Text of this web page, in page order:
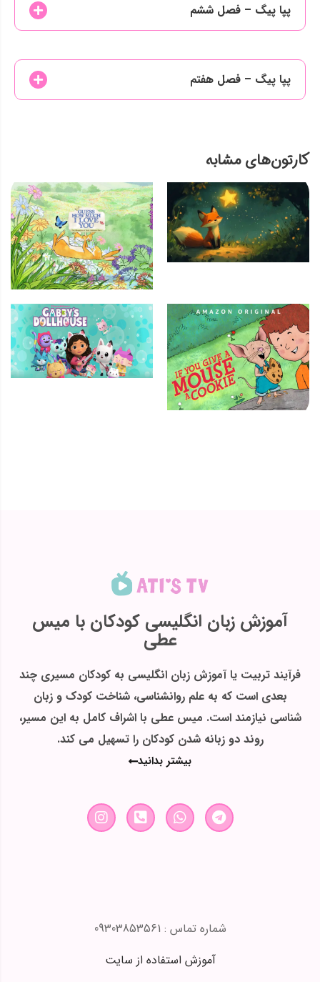
پپا پیگ – فصل ششم
پپا پیگ – فصل هفتم
کارتون‌های مشابه
آموزش زبان انگلیسی کودکان با میس
عطی
فرآیند تربیت یا آموزش زبان انگلیسی به کودکان مسیری چند
بعدی است که به علم روانشناسی، شناخت کودک و زبان
شناسی نیازمند است. میس عطی با اشراف کامل به این مسیر،
روند دو زبانه شدن کودکان را تسهیل می کند.
بیشتر بدانید
شماره تماس : 09303853561
آموزش استفاده از سایت